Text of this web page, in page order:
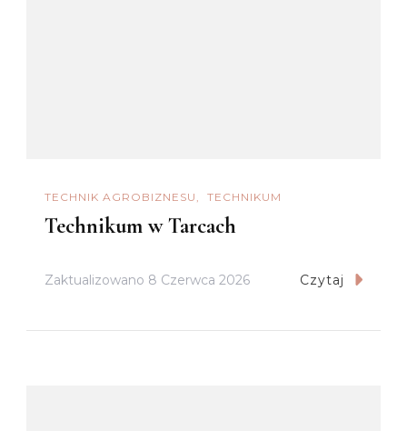
TECHNIK AGROBIZNESU TECHNIKUM
Technikum w Tarcach
Zaktualizowano 8 Czerwca 2026 Czytaj